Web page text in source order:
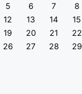
5 6 7 8
12 13 14 15
19 20 21 22
26 27 28 29